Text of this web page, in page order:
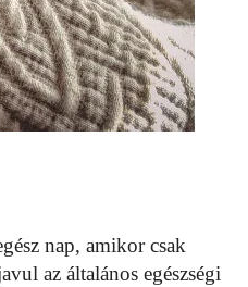
nap, amikor csak
az általános egészségi